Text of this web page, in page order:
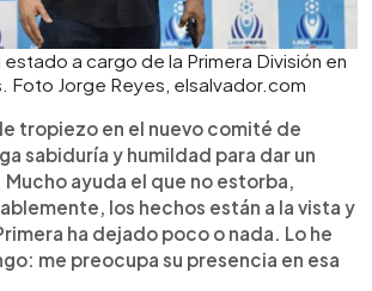
estado a cargo de la Primera División en
Foto Jorge Reyes, elsalvador.com
tropiezo en el nuevo comité de
sabiduría y humildad para dar un
ayuda el que no estorba,
los hechos están a la vista y
ha dejado poco o nada. Lo he
me preocupa su presencia en esa